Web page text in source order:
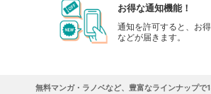
お得な通知機能！
通知を許可すると、お
などが届きます。
無料マンガ・ラノベなど、豊富なラインナップで